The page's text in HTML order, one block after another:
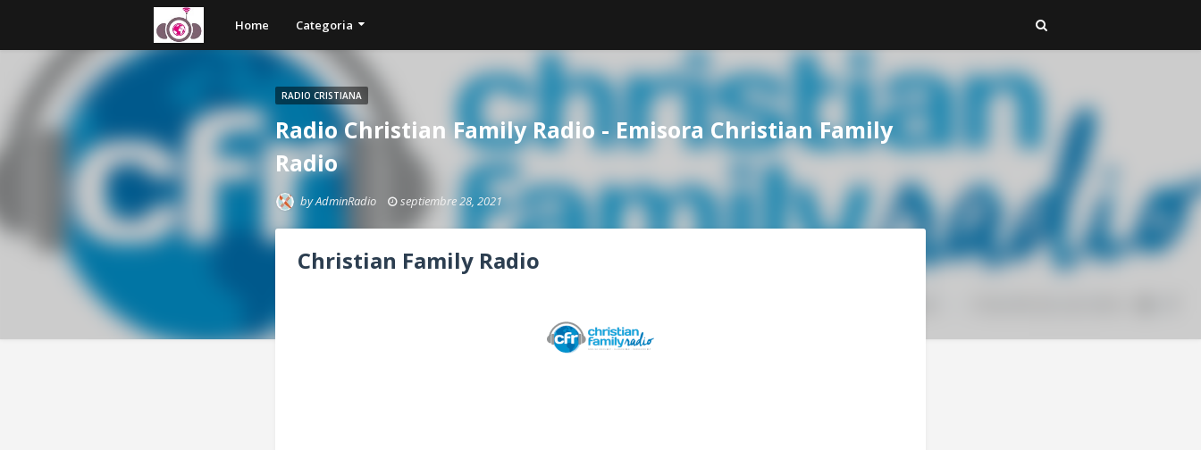
Home Categoria
RADIO CRISTIANA
Radio Christian Family Radio - Emisora Christian Family
Radio
byAdminRadio septiembre 28, 2021
Christian Family Radio